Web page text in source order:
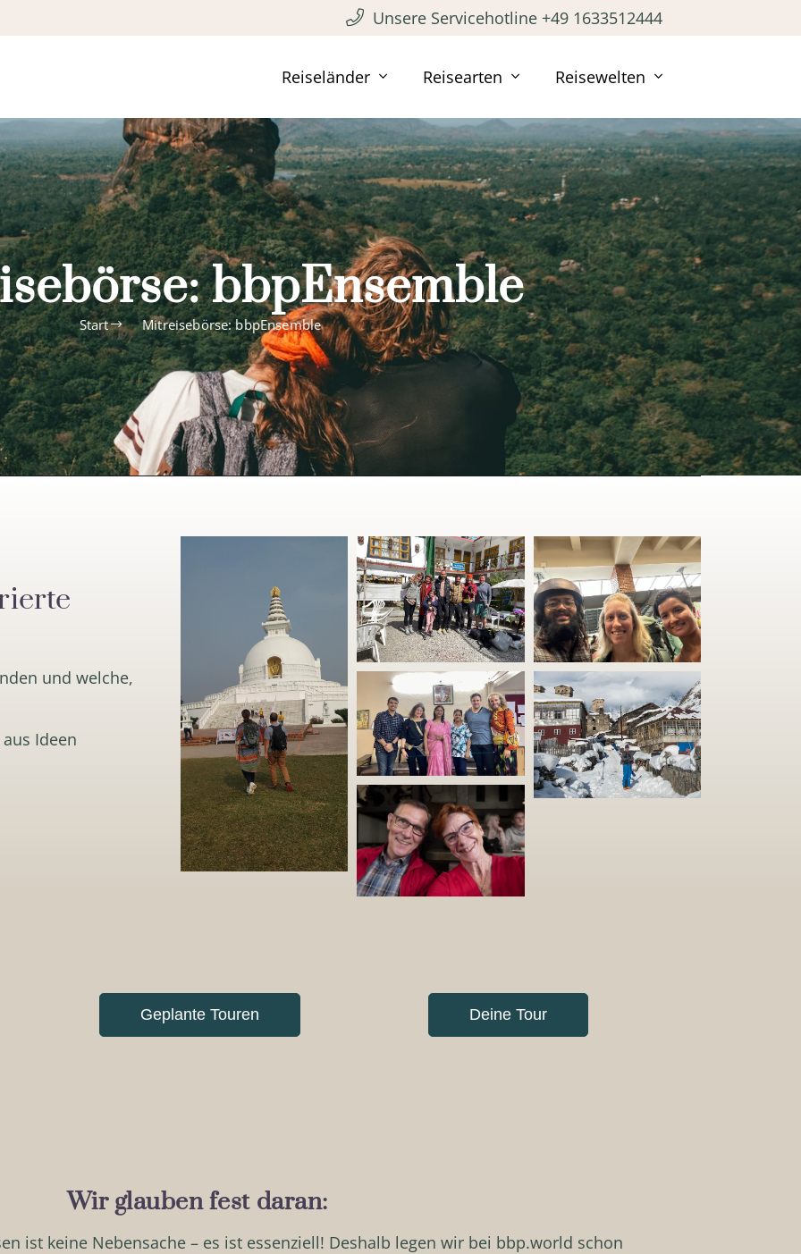
Unsere Servicehotline +49 1633512444
Reiseländer Reisearten Reisewelten
bbpEnsemble
Start Mitreisebörse: bbpEnsemble
und welche,
Ideen
Geplante Touren Deine Tour
Wir glauben fest daran:
ist keine Nebensache – es ist essenziell! Deshalb legen wir bei bbp.world schon